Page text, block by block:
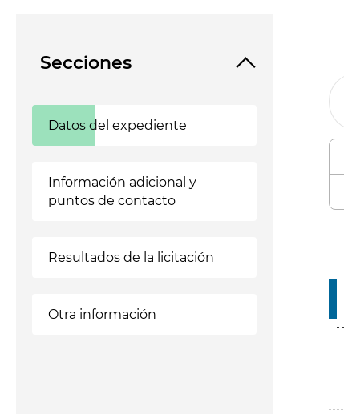
Secciones
Datos del expediente
Información adicional y
puntos de contacto
Resultados de la licitación
Otra información